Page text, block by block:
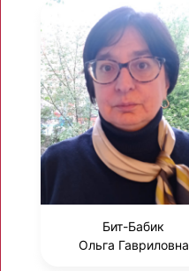
Бит-Бабик
Ольга Гавриловна